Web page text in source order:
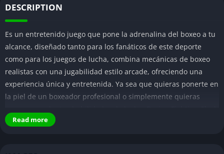
DESCRIPTION
Es un entretenido juego que pone la adrenalina del boxeo a tu
alcance, diseñado tanto para los fanáticos de este deporte
como para los juegos de lucha, combina mecánicas de boxeo
realistas con una jugabilidad estilo arcade, ofreciendo una
experiencia única y entretenida. Ya sea que quieras ponerte en
la piel de un boxeador profesional o simplemente quieras
Mod APK ofrece una plataforma accesible pero desafiante.
Read more